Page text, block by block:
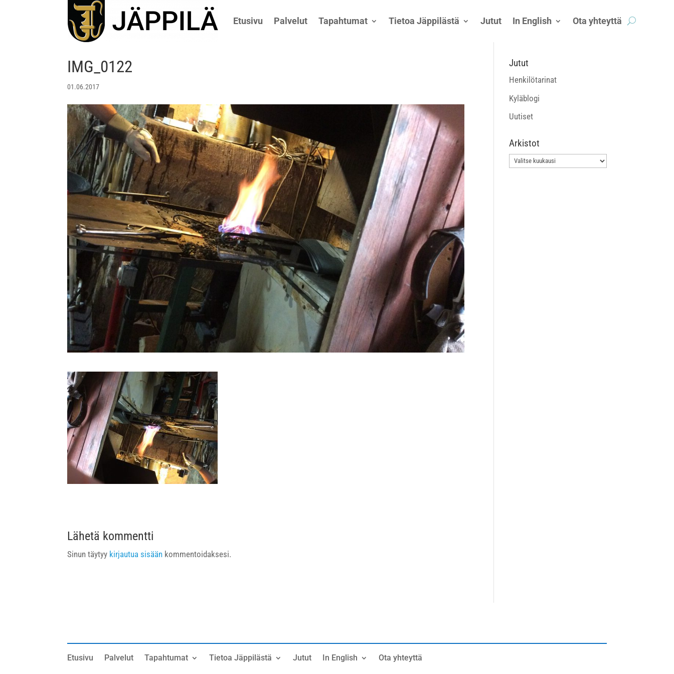
Etusivu Palvelut Tapahtumat Tietoa Jäppilästä Jutut In English Ota yhteyttä
IMG_0122
01.06.2017
Lähetä kommentti
Sinun täytyy kirjautua sisään kommentoidaksesi.
Jutut
Henkilötarinat
Kyläblogi
Uutiset
Arkistot
Arkistot
Etusivu Palvelut Tapahtumat Tietoa Jäppilästä Jutut In English Ota yhteyttä